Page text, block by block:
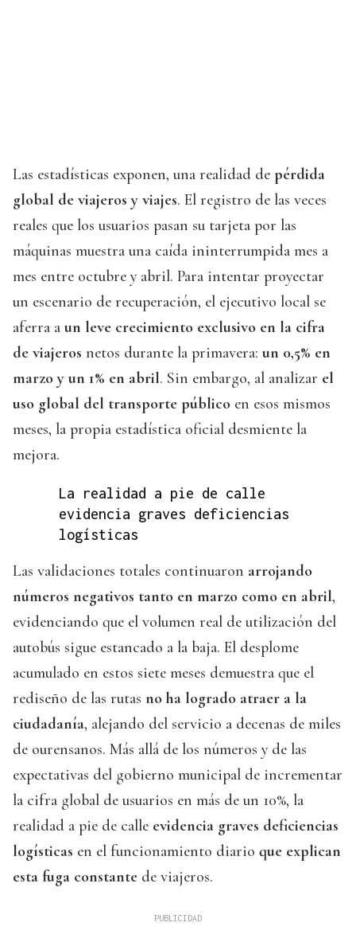
Las estadísticas exponen, una realidad de pérdida
global de viajeros y viajes. El registro de las veces
reales que los usuarios pasan su tarjeta por las
máquinas muestra una caída ininterrumpida mes a
mes entre octubre y abril. Para intentar proyectar
un escenario de recuperación, el ejecutivo local se
aferra a un leve crecimiento exclusivo en la cifra
de viajeros netos durante la primavera: un 0,5% en
marzo y un 1% en abril. Sin embargo, al analizar el
uso global del transporte público en esos mismos
meses, la propia estadística oficial desmiente la
mejora.
La realidad a pie de calle
evidencia graves deficiencias
logísticas
Las validaciones totales continuaron arrojando
números negativos tanto en marzo como en abril,
evidenciando que el volumen real de utilización del
autobús sigue estancado a la baja. El desplome
acumulado en estos siete meses demuestra que el
rediseño de las rutas no ha logrado atraer a la
ciudadanía, alejando del servicio a decenas de miles
de ourensanos. Más allá de los números y de las
expectativas del gobierno municipal de incrementar
la cifra global de usuarios en más de un 10%, la
realidad a pie de calle evidencia graves deficiencias
logísticas en el funcionamiento diario que explican
esta fuga constante de viajeros.